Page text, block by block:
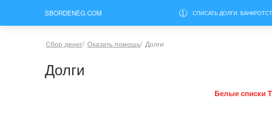
SBORDENEG.COM СПИСАТЬ ДОЛГИ.
Сбор денег/ Оказать помощь/ Долги
Долги
Белые списки